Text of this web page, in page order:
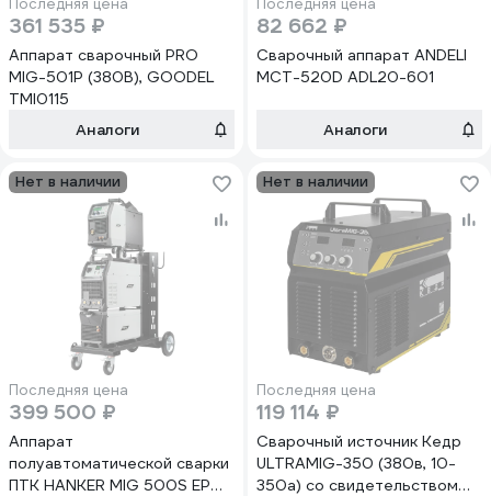
Последняя цена
361 535 ₽
Аппарат сварочный PRO
MIG-501P (380В), GOODEL
TMI0115
Аналоги
Последняя цена
82 662 ₽
Сварочный аппарат ANDELI
MCT-520D ADL20-601
Аналоги
Нет в наличии
Последняя цена
399 500 ₽
Аппарат
полуавтоматической сварки
ПТК HANKER MIG 500S EP
Нет в наличии
Последняя цена
119 114 ₽
Сварочный источник Кедр
ULTRAMIG-350 (380в, 10-
350а) со свидетельством